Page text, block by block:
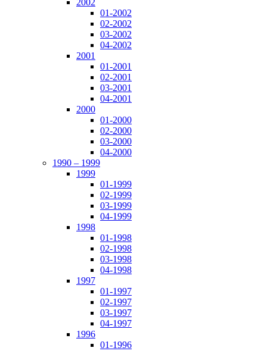
2002
01-2002
02-2002
03-2002
04-2002
2001
01-2001
02-2001
03-2001
04-2001
2000
01-2000
02-2000
03-2000
04-2000
1990 – 1999
1999
01-1999
02-1999
03-1999
04-1999
1998
01-1998
02-1998
03-1998
04-1998
1997
01-1997
02-1997
03-1997
04-1997
1996
01-1996